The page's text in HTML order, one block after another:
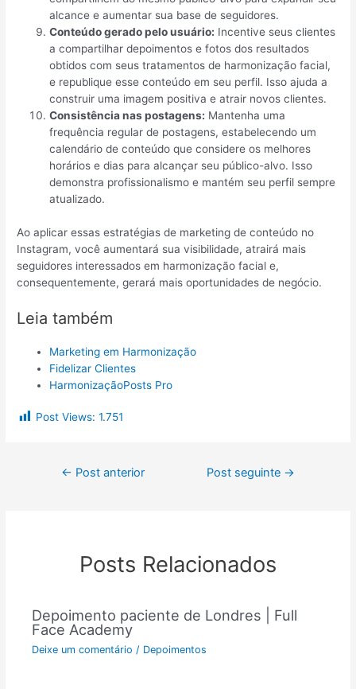
alcance e aumentar sua base de seguidores.
Conteúdo gerado pelo usuário: Incentive seus clientes
a compartilhar depoimentos e fotos dos resultados
obtidos com seus tratamentos de harmonização facial,
e republique esse conteúdo em seu perfil. Isso ajuda a
construir uma imagem positiva e atrair novos clientes.
Consistência nas postagens: Mantenha uma
frequência regular de postagens, estabelecendo um
calendário de conteúdo que considere os melhores
horários e dias para alcançar seu público-alvo. Isso
demonstra profissionalismo e mantém seu perfil sempre
atualizado.
Ao aplicar essas estratégias de marketing de conteúdo no
Instagram, você aumentará sua visibilidade, atrairá mais
seguidores interessados em harmonização facial e,
consequentemente, gerará mais oportunidades de negócio.
Leia também
Marketing em Harmonização
Fidelizar Clientes
HarmonizaçãoPosts Pro
Post Views: 1.751
← Post anterior Post seguinte →
Posts Relacionados
Depoimento paciente de Londres | Full
Face Academy
Deixe um comentário / Depoimentos